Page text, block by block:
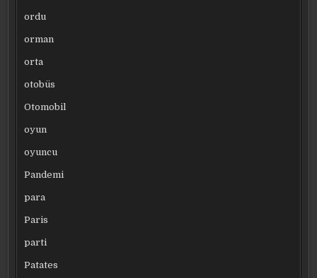
ordu
orman
orta
otobüs
Otomobil
oyun
oyuncu
Pandemi
para
Paris
parti
Patates